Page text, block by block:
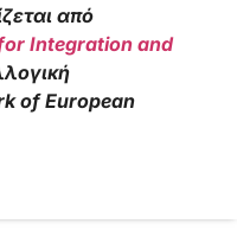
από
Integration and
of European